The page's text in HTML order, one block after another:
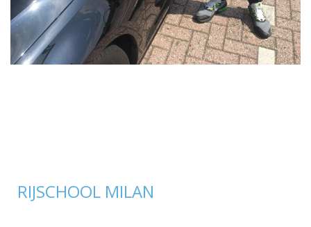
RIJSCHOOL MILAN